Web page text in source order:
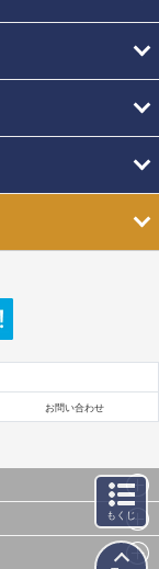
お問い合わせ
タ等）及びこれらの配置・
行うことは固く禁じており
た見解・感想です。
もくじ